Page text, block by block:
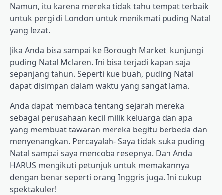
Namun, itu karena mereka tidak tahu tempat terbaik
untuk pergi di London untuk menikmati puding Natal
yang lezat.
Jika Anda bisa sampai ke Borough Market, kunjungi
puding Natal Mclaren. Ini bisa terjadi kapan saja
sepanjang tahun. Seperti kue buah, puding Natal
dapat disimpan dalam waktu yang sangat lama.
Anda dapat membaca tentang sejarah mereka
sebagai perusahaan kecil milik keluarga dan apa
yang membuat tawaran mereka begitu berbeda dan
menyenangkan. Percayalah- Saya tidak suka puding
Natal sampai saya mencoba resepnya. Dan Anda
HARUS mengikuti petunjuk untuk memakannya
dengan benar seperti orang Inggris juga. Ini cukup
spektakuler!